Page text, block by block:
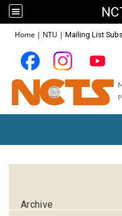
Home | NTU | Mailing List
Archive